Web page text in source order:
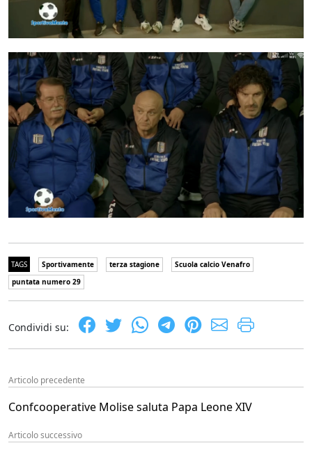
TAGS Sportivamente terza stagione
Scuola calcio Venafro
puntata numero 29
Condividi su:
Articolo precedente
Confcooperative Molise saluta Papa Leone XIV
Articolo successivo